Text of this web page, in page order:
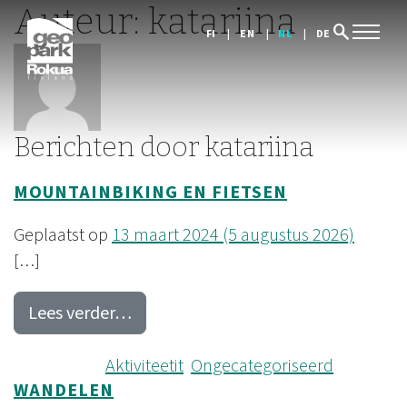
FI EN NL DE search
Auteur:katariina
Berichten door katariina
MOUNTAINBIKING EN FIETSEN
Geplaatst op13 maart 2024(5 augustus 2026)
[…]
Lees verder…
Aktiviteetit Ongecategoriseerd
WANDELEN